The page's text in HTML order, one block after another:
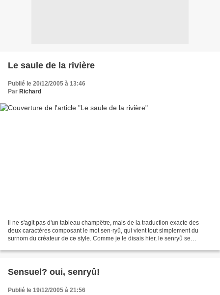
Le saule de la rivière
Publié le 20/12/2005 à 13:46
Par Richard
Il ne s'agit pas d'un tableau champêtre, mais de la traduction exacte des
deux caractères composant le mot sen-ryû, qui vient tout simplement du
surnom du créateur de ce style. Comme je le disais hier, le senryû se
Sensuel? oui, senryû!
Publié le 19/12/2005 à 21:56